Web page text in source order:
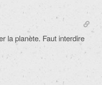
la planète. Faut interdire